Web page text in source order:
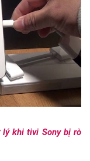
lý khi tivi Sony bị rò